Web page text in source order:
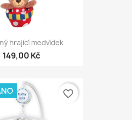
hrající medvídek
149,00 Kč
favorite_border